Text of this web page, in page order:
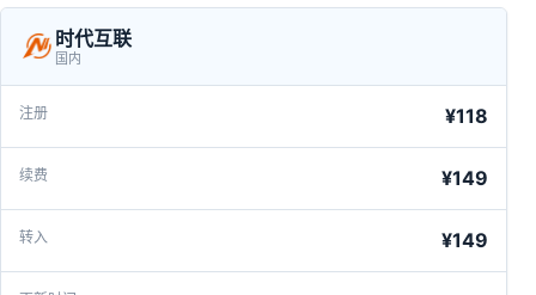
时代互联
国内
¥118
¥149
¥149